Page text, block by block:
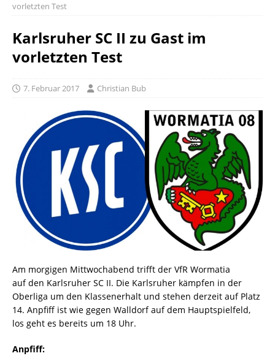
vorletzten Test
Karlsruher SC II zu Gast im
vorletzten Test
7. Februar 2017 Christian Bub
Am morgigen Mittwochabend trifft der VfR Wormatia
auf den Karlsruher SC II. Die Karlsruher kämpfen in der
Oberliga um den Klassenerhalt und stehen derzeit auf Platz
14. Anpfiff ist wie gegen Walldorf auf dem Hauptspielfeld,
los geht es bereits um 18 Uhr.
Anpfiff: